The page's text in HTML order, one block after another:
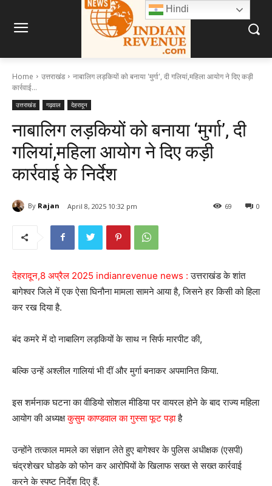
Home उत्तराखंड
नाबालिग लड़कियों को बनाया 'मुर्गा', दी गलियां,महिला आयोग ने दिए कड़ी
कार्रवाई...
उत्तराखंड गढ़वाल देहरादून
नाबालिग लड़कियों को बनाया ‘मुर्गा’, दी
गलियां,महिला आयोग ने दिए कड़ी
कार्रवाई के निर्देश
By Rajan April 8, 2025 10:32 pm 0
69
देहरादून,8 अप्रैल 2025 indianrevenue news : उत्तराखंड के शांत
बागेश्वर जिले में एक ऐसा घिनौना मामला सामने आया है, जिसने हर किसी को हिला
कर रख दिया है.
बंद कमरे में दो नाबालिग लड़कियों के साथ न सिर्फ मारपीट की,
बल्कि उन्हें अश्लील गालियां भी दीं और मुर्गा बनाकर अपमानित किया.
इस शर्मनाक घटना का वीडियो सोशल मीडिया पर वायरल होने के बाद राज्य महिला
आयोग की अध्यक्षकुसुम काण्डवाल का गुस्सा फूट पड़ाहै
उन्होंने तत्काल मामले का संज्ञान लेते हुए बागेश्वर के पुलिस अधीक्षक (एसपी)
चंद्रशेखर घोडके को फोन कर आरोपियों के खिलाफ सख्त से सख्त कार्रवाई
करने के स्पष्ट निर्देश दिए हैं.
Hindi